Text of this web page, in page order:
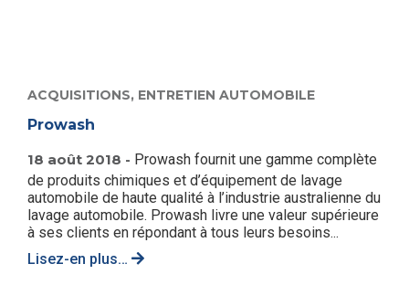
ACQUISITIONS, ENTRETIEN AUTOMOBILE
Prowash
18 août 2018 - Prowash fournit une gamme complète
de produits chimiques et d’équipement de lavage
automobile de haute qualité à l’industrie australienne du
lavage automobile. Prowash livre une valeur supérieure
à ses clients en répondant à tous leurs besoins...
Lisez-en plus…